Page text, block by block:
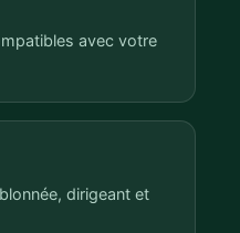
avec votre
dirigeant et